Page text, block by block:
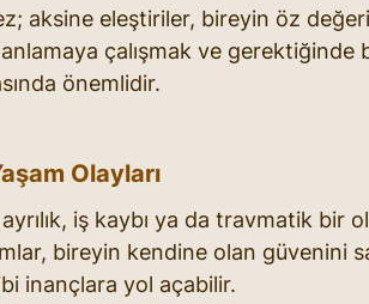
aksine eleştiriler, bireyin öz
çalışmak ve gerektiğinde
önemlidir.
Olayları
iş kaybı ya da travmatik bir
bireyin kendine olan güvenini
inançlara yol açabilir.